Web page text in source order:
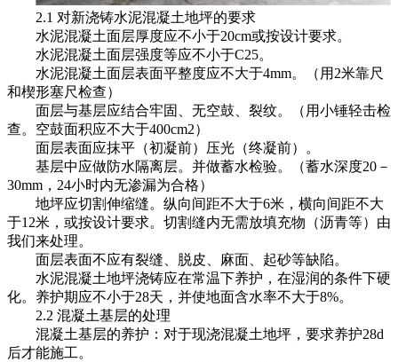
2.1 对新浇铸水泥混凝土地坪的要求
水泥混凝土面层厚度应不小于20cm或按设计要求。
水泥混凝土面层强度等应不小于C25。
水泥混凝土面层表面平整度应不大于4mm。（用2米靠尺
和楔形塞尺检查）
面层与基层应结合牢固、无空鼓、裂纹。（用小锤轻击检
查。空鼓面积应不大于400cm2）
面层表面应抹平（初凝前）压光（终凝前）。
基层中应做防水隔离层。并做蓄水检验。（蓄水深度20－
30mm，24小时内无渗漏为合格）
地坪应切割伸缩缝。纵向间距不大于6米，横向间距不大
于12米，或按设计要求。切割缝内无需放填充物（沥青等）由
我们来处理。
面层表面不应有裂缝、脱皮、麻面、起砂等缺陷。
水泥混凝土地坪浇铸应在常温下养护，在湿润的条件下硬
化。养护期应不小于28天，并使地面含水率不大于8%。
2.2 混凝土基层的处理
混凝土基层的养护：对于现浇混凝土地坪，要求养护28d
后才能施工。